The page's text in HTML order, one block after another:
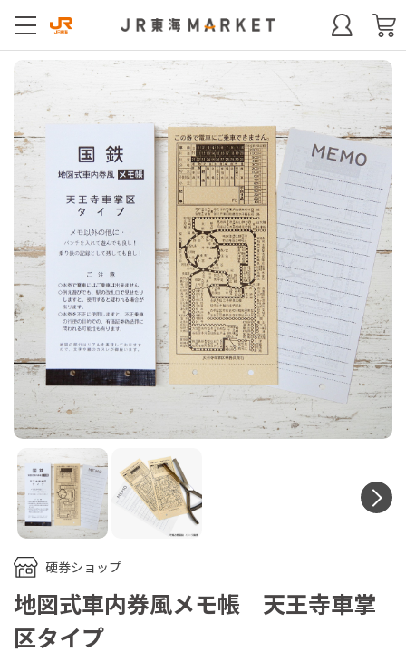
硬券ショップ
地図式車内券風メモ帳 天王寺車掌
区タイプ